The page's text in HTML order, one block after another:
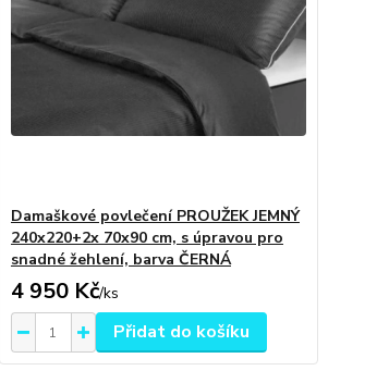
Damaškové povlečení PROUŽEK JEMNÝ
240x220+2x 70x90 cm, s úpravou pro
snadné žehlení, barva ČERNÁ
4 950 Kč/ks
Přidat do košíku